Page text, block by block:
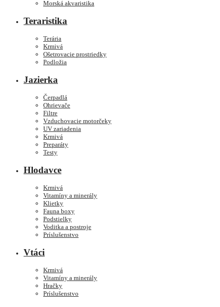
Morská akvaristika
Teraristika
Terária
Krmivá
Ošetrovacie prostriedky
Podložia
Jazierka
Čerpadlá
Ohrievače
Filtre
Vzduchovacie motorčeky
UV zariadenia
Krmivá
Preparáty
Testy
Hlodavce
Krmivá
Vitamíny a minerály
Klietky
Fauna boxy
Podstielky
Voditka a postroje
Príslušenstvo
Vtáci
Krmivá
Vitamíny a minerály
Hračky
Príslušenstvo